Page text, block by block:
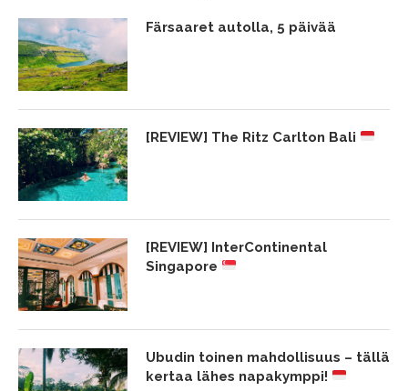
Färsaaret autolla, 5 päivää
[REVIEW] The Ritz Carlton Bali
[REVIEW] InterContinental
Singapore
Ubudin toinen mahdollisuus – tällä
kertaa lähes napakymppi!